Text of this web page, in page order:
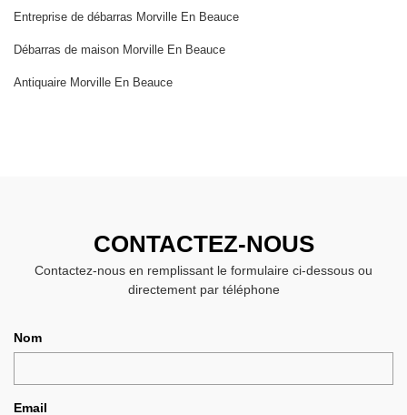
Entreprise de débarras Morville En Beauce
Débarras de maison Morville En Beauce
Antiquaire Morville En Beauce
CONTACTEZ-NOUS
Contactez-nous en remplissant le formulaire ci-dessous ou
directement par téléphone
Nom
Email